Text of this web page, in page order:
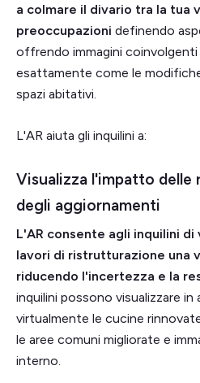
a colmare il divario tra la tua
preoccupazioni definendo
offrendo immagini
esattamente come le
spazi abitativi.
L'AR aiuta gli inquilini a:
Visualizza l'impatto
degli aggiornamenti
L'AR consente agli inquilini
lavori di ristrutturazione una
riducendo l'incertezza e la
inquilini possono visualizzare in
virtualmente le cucine
le aree comuni migliorate e
interno.